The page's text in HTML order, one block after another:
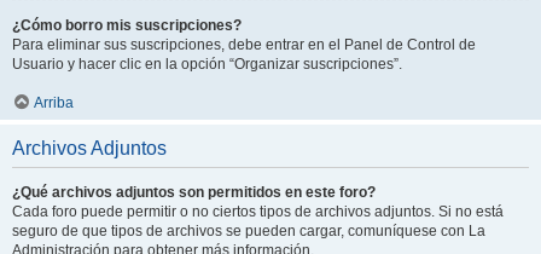
¿Cómo borro mis suscripciones?
Para eliminar sus suscripciones, debe entrar en el Panel de Control de
Usuario y hacer clic en la opción “Organizar suscripciones”.
Arriba
Archivos Adjuntos
¿Qué archivos adjuntos son permitidos en este foro?
Cada foro puede permitir o no ciertos tipos de archivos adjuntos. Si no está
seguro de que tipos de archivos se pueden cargar, comuníquese con La
Administración para obtener más información.